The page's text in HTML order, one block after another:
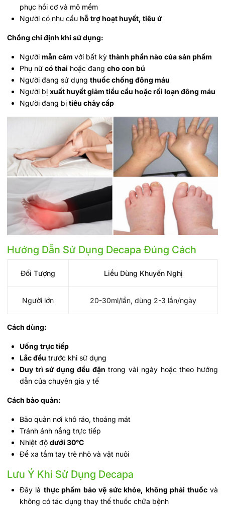
phục hồi cơ và mô mềm
Người có nhu cầu hỗ trợ hoạt huyết, tiêu ứ
Chống chỉ định khi sử dụng:
Người mẫn cảm với bất kỳ thành phần nào của sản phẩm
Phụ nữ có thai hoặc đang cho con bú
Người đang sử dụng thuốc chống đông máu
Người bị xuất huyết giảm tiểu cầu hoặc rối loạn đông máu
Người đang bị tiêu chảy cấp
Hướng Dẫn Sử Dụng Decapa Đúng Cách
Đối Tượng Liều Dùng Khuyến Nghị
Người lớn 20-30ml/lần, dùng 2-3 lần/ngày
Cách dùng:
Uống trực tiếp
Lắc đều trước khi sử dụng
Duy trì sử dụng đều đặn trong vài ngày hoặc theo hướng
dẫn của chuyên gia y tế
Cách bảo quản:
Bảo quản nơi khô ráo, thoáng mát
Tránh ánh nắng trực tiếp
Nhiệt độ dưới 30°C
Để xa tầm tay trẻ nhỏ và vật nuôi
Lưu Ý Khi Sử Dụng Decapa
Đây là thực phẩm bảo vệ sức khỏe, không phải thuốcvà
không có tác dụng thay thế thuốc chữa bệnh